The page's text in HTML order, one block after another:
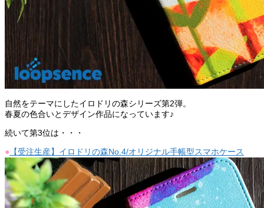
自然をテーマにしたイロドリの森シリーズ第2弾。
春夏の色合いとデザイン作品になっています♪
続いて第3位は・・・
● 【受注生産】イロドリの森No.4/オリジナル手帳型スマホケース